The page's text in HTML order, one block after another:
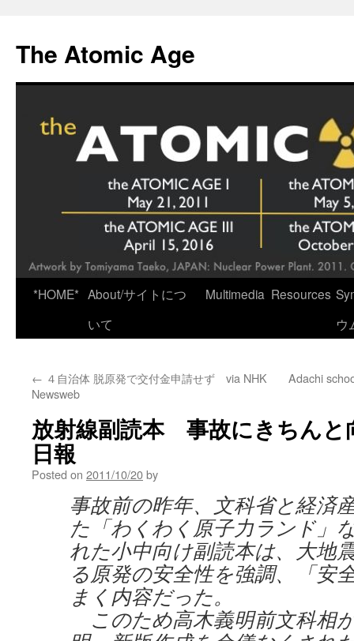
content
The Atomic Age
*HOME* About/サイトにつ
いて
Multimedia Resources
ウ
← ４自治体 脱原発で交付金申請せず via NHK
Newsweb
Adachi
放射線副読本 事故にきちんと
日報
Posted on 2011/10/20by
事故前の昨年、文科省と経済
た「わくわく原子力ランド」
れた小中向け副読本は、大地
る原発の安全性を強調、「安
まく内容だった。
このため高木義明前文科相